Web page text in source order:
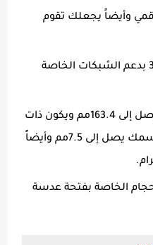
وأيضاً يجعلك تقوم
يقوم هاتف هونر اكس 30 بدعم الشبكات الخاصة
يعتبر طول هذا الهاتف يصل إلى 163.4مم ويكون ذات
عرض يصل إلى 74.7مم ويبلغ سمك يصل إلى 7.5مم وأيضاً
الخاصة بفتحة عدسة